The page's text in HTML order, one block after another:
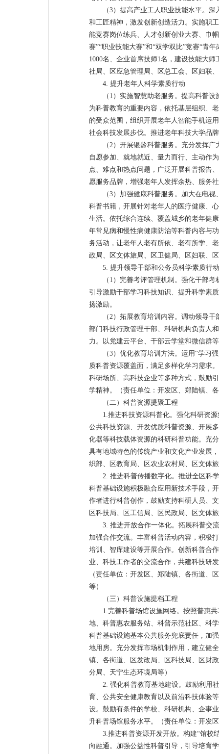
（3）提高产业工人职业技能水平。
和工匠精神，激发创新创造活力。实施职
能竞赛岗位练兵、人才创新创业大赛、巾
赛”“职业技能大赛”和“双学双比”竞赛“青
1000名、企业首席技师1名，建设技能大
社局、区应急管理局、区总工会、区妇联
4. 提升老年人科学素质行动
（1）实施智慧助老服务。提高科普
为科普教育的重要内容，依托基层组织、
的受众范围，组织开展老年人智能手机运
社会科技发展步伐。推进老年科技大学品
（2）开展银龄科普服务。充分发挥
自愿参加、就地就近、量力而行、主动作
点、难点和热点问题，广泛开展科普报告
愿服务品牌，增强老年人发挥余热、服务
（3）加强健康科普服务。加大在电
科普书籍，开展针对老年人的医疗健康、
生活。依托综合连续、覆盖城乡的老年健
年常见病和慢性病健康防治等科普内容与
务活动，让老年人老有所依、老有所学、
政局、区文体旅局、区卫健局、区妇联、
5. 提升领导干部和公务员科学素质行动
（1）完善考评管理机制。强化干部
引导激励干部学习科技知识、提升科学素
扬激励。
（2）拓展教育培训内容。调动领导
部门科技行政管理干部、科研机构负责人
力。以党建云平台、干部云学堂和微信群
（3）优化教育培训方法。运用“学习
质科普资源覆盖面，满足多样化学习需求
科研场所、高科技企业等多种方式，鼓励
学精神。（责任单位：开发区、郑陆镇、
（二）科普资源提聚工程
1.推进科技资源科普化。强化科研资
公共科技资源、开发优质科普资源、开展
化器等科技载体资源的科研科普功能。充
具有地域特色的传统产业和文化产业发展
织部、区教育局、区农业农村局、区文体
2. 推进科普传播数字化。推进全区科
科普基础设施积极融合应用新技术手段，
作者进行科普创作，鼓励支持科研人员、
区科技局、区工信局、区民政局、区文体
3. 推进开放合作一体化。拓展科普交
加强合作交流。丰富科普活动内容，积极
培训、智库建设等开展合作。创新科普合
业、科技工作者的交流合作，共建科技研
（责任单位：开发区、郑陆镇、各街道、
等）
（三）科普设施提档工程
1.完善科普场馆设施网络。按照普惠
地、科普惠农服务站、科普示范社区、科
科普基础设施基本公共服务兜底责任，加
地用房。充分发挥市场机制作用，建立健
镇、各街道、区发改局、区科技局、区财
分局、天宁生态环境局等）
2. 强化科普教育基地建设。鼓励利用
育、公共安全健康教育以及前沿科技体验
设。鼓励有条件的学校、科研机构、企事
升科普场馆服务水平。（责任单位：开发
3.推进科普资源开发开放。构建“馆校
向融通。加强公益性科普引导，引导培育